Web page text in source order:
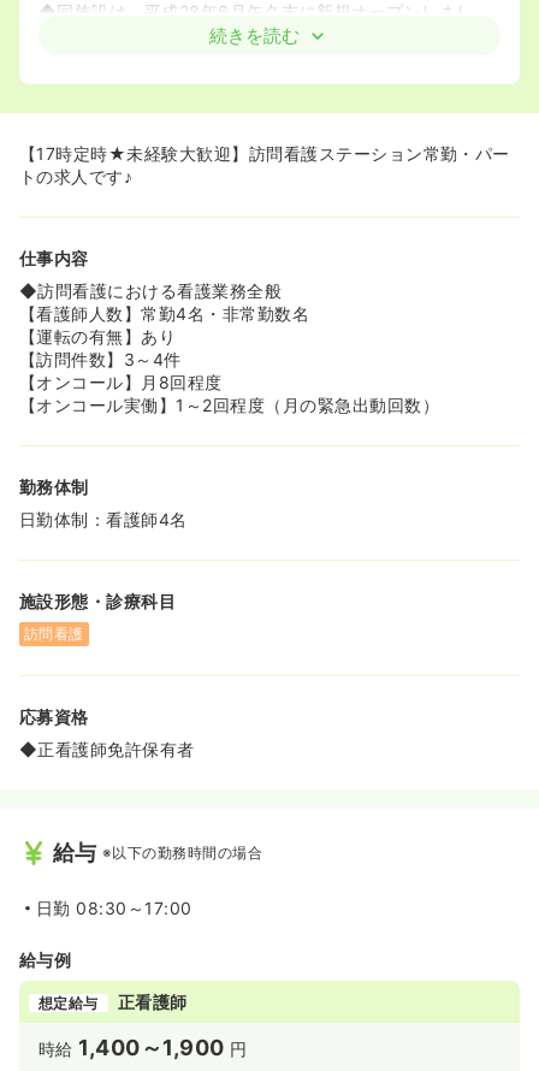
◆同施設は、平成28年6月矢久末に新規オープンしまし
た！是非あなたのお力をお貸しください！
続きを読む
【17時定時★未経験大歓迎】訪問看護ステーション常勤・パー
トの求人です♪
仕事内容
◆訪問看護における看護業務全般
【看護師人数】常勤4名・非常勤数名
【運転の有無】あり
【訪問件数】3～4件
【オンコール】月8回程度
【オンコール実働】1～2回程度（月の緊急出動回数）
勤務体制
日勤体制：看護師4名
施設形態・診療科目
訪問看護
応募資格
◆正看護師免許保有者
給与 ※以下の勤務時間の場合
日勤 08:30～17:00
給与例
想定給与 正看護師
時給 1,400～1,900 円